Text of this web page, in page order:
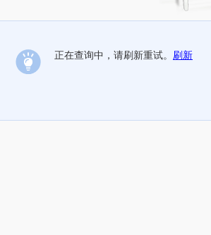
正在查询中，请刷新重试。 刷新